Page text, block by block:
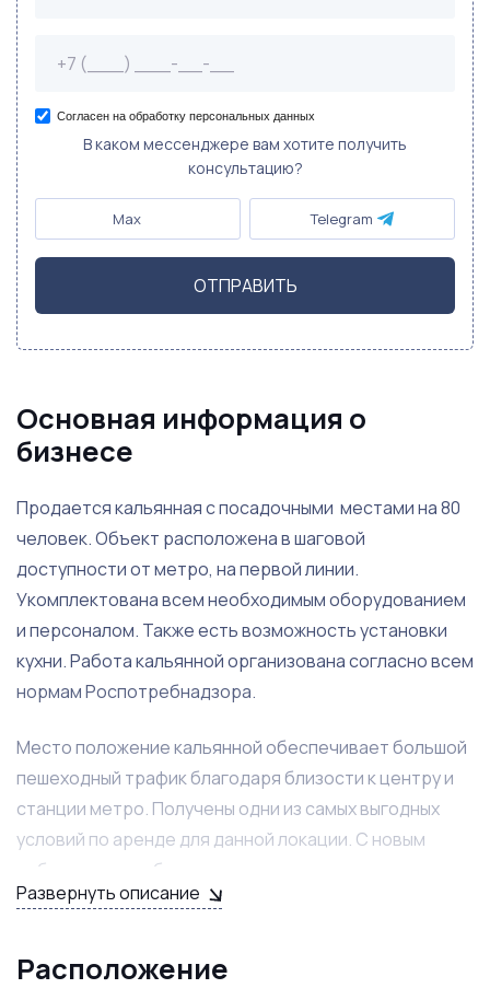
Согласен на обработку персональных данных
В каком мессенджере вам хотите получить
консультацию?
Max Telegram
ОТПРАВИТЬ
Основная информация о
бизнесе
Продается кальянная с посадочными местами на 80
человек. Объект расположена в шаговой
доступности от метро, на первой линии.
Укомплектована всем необходимым оборудованием
и персоналом. Также есть возможность установки
кухни. Работа кальянной организована согласно всем
нормам Роспотребнадзора.
Место положение кальянной обеспечивает большой
пешеходный трафик благодаря близости к центру и
станции метро. Получены одни из самых выгодных
условий по аренде для данной локации. С новым
собственником будет подписан договор на таких же
условиях. Кальянная имеет высокий рейтинг на
Бизнес имеет большой потенциал развития, о чем
Развернуть описание
Расположение